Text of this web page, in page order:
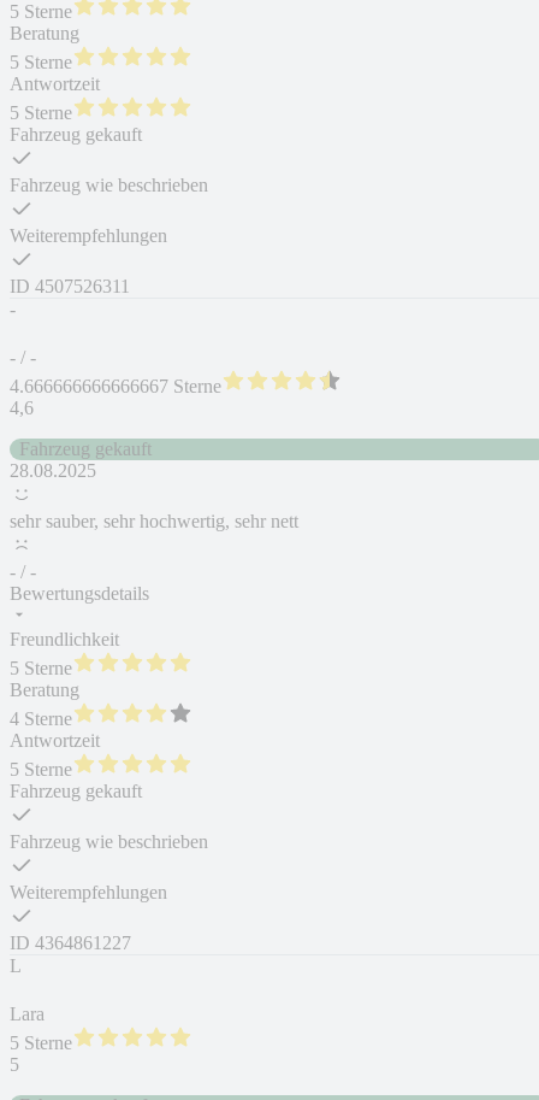
5 Sterne
Beratung
5 Sterne
Antwortzeit
5 Sterne
Fahrzeug gekauft
Fahrzeug wie beschrieben
Weiterempfehlungen
ID 4507526311
-
- / -
4.666666666666667 Sterne
4,6
Fahrzeug gekauft
28.08.2025
sehr sauber, sehr hochwertig, sehr nett
- / -
Bewertungsdetails
Freundlichkeit
5 Sterne
Beratung
4 Sterne
Antwortzeit
5 Sterne
Fahrzeug gekauft
Fahrzeug wie beschrieben
Weiterempfehlungen
ID 4364861227
L
Lara
5 Sterne
5